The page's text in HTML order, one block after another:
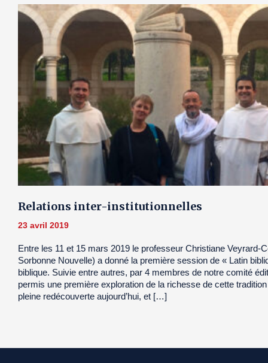
Relations inter-institutionnelles
23 avril 2019
Entre les 11 et 15 mars 2019 le professeur Christiane Veyrard-
Sorbonne Nouvelle) a donné la première session de « Latin
biblique. Suivie entre autres, par 4 membres de notre comité
permis une première exploration de la richesse de cette
pleine redécouverte aujourd’hui, et […]